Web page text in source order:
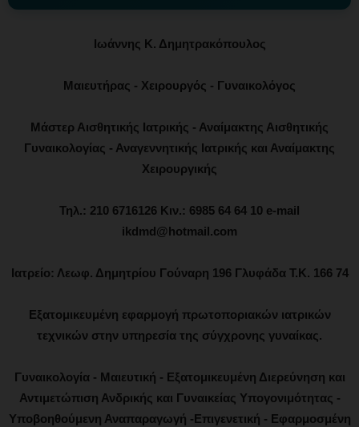
Ιωάννης Κ. Δημητρακόπουλος
Μαιευτήρας - Χειρουργός - Γυναικολόγος
Μάστερ Αισθητικής Ιατρικής - Αναίμακτης Αισθητικής
Γυναικολογίας - Αναγεννητικής Ιατρικής και Αναίμακτης
Χειρουργικής
Τηλ.: 210 6716126 Κιν.: 6985 64 64 10 e-mail
ikdmd@hotmail.com
Ιατρείο: Λεωφ. Δημητρίου Γούναρη 196 Γλυφάδα Τ.Κ. 166 74
Εξατομικευμένη εφαρμογή πρωτοποριακών ιατρικών
τεχνικών στην υπηρεσία της σύγχρονης γυναίκας.
Γυναικολογία - Μαιευτική - Εξατομικευμένη Διερεύνηση και
Αντιμετώπιση Ανδρικής και Γυναικείας Υπογονιμότητας -
Υποβοηθούμενη Αναπαραγωγή -Επιγενετική - Εφαρμοσμένη